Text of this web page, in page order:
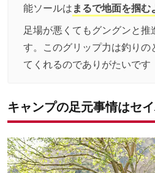
能ソールはまるで地面を掴
足場が悪くてもグングンと推
す。このグリップ力は釣りの
てくれるのでありがたいです
キャンプの足元事情はセ